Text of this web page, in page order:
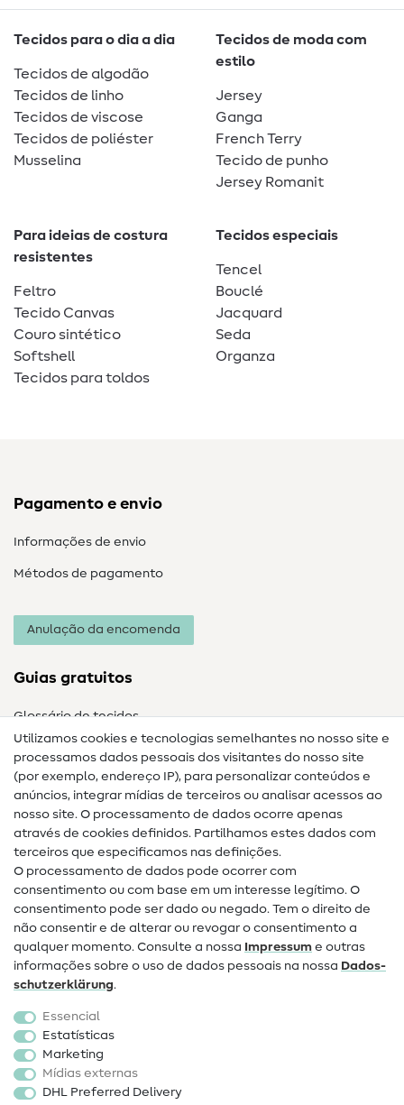
Tecidos para o dia a dia
Tecidos de algodão
Tecidos de linho
Tecidos de viscose
Tecidos de poliéster
Musselina
Tecidos de moda com
estilo
Jersey
Ganga
French Terry
Tecido de punho
Jersey Romanit
Para ideias de costura
resistentes
Feltro
Tecido Canvas
Couro sintético
Softshell
Tecidos para toldos
Tecidos especiais
Tencel
Bouclé
Jacquard
Seda
Organza
Pagamento e envio
Informações de envio
Métodos de pagamento
Anulação da encomenda
Guias gratuitos
Glossário de tecidos
Guias de costura
Ajuda e contacto
Contacto
Mudança de proprietário
Perguntas frequentes (FAQ)
Direito de cancelamento
Popular
Tecidos
Acessórios de costura
Promoção
Utilizamos cookies e tecnologias semelhantes no nosso site e
processamos dados pessoais dos visitantes do nosso site
(por exemplo, endereço IP), para personalizar conteúdos e
anúncios, integrar mídias de terceiros ou analisar acessos ao
nosso site. O processamento de dados ocorre apenas
através de cookies definidos. Partilhamos estes dados com
terceiros que especificamos nas definições.
O processamento de dados pode ocorrer com
consentimento ou com base em um interesse legítimo. O
consentimento pode ser dado ou negado. Tem o direito de
não consentir e de alterar ou revogar o consentimento a
qualquer momento. Consulte a nossa Impressum e outras
informações sobre o uso de dados pessoais na nossa Dados­
schutz­erklärung.
Essencial
Estatísticas
Marketing
Mídias externas
DHL Preferred Delivery